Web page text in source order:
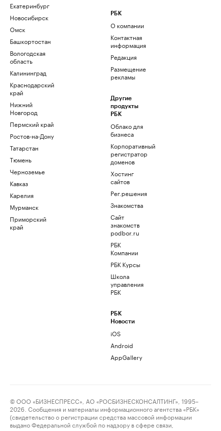
Екатеринбург
Новосибирск
Омск
Башкортостан
Вологодская
область
Калининград
Краснодарский
край
Нижний
Новгород
Пермский край
Ростов-на-Дону
Татарстан
Тюмень
Черноземье
Кавказ
Карелия
Мурманск
Приморский
край
РБК
О компании
Контактная
информация
Редакция
Размещение
рекламы
Другие
продукты
РБК
Облако для
бизнеса
Корпоративный
регистратор
доменов
Хостинг
сайтов
Рег.решения
Знакомства
Сайт
знакомств
podbor.ru
РБК
Компании
РБК Курсы
Школа
управления
РБК
РБК
Новости
iOS
Android
AppGallery
© ООО «БИЗНЕСПРЕСС», АО «РОСБИЗНЕСКОНСАЛТИНГ», 1995–
2026. Сообщения и материалы информационного агентства «РБК»
(свидетельство о регистрации средства массовой информации
выдано Федеральной службой по надзору в сфере связи,